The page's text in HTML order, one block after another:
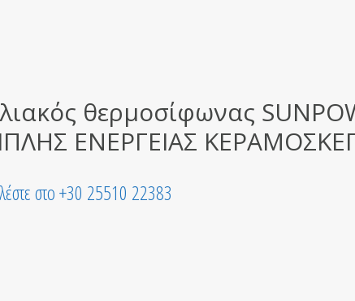
θερμοσίφωνας
ΕΝΕΡΓΕΙΑΣ
στο +30 25510 22383